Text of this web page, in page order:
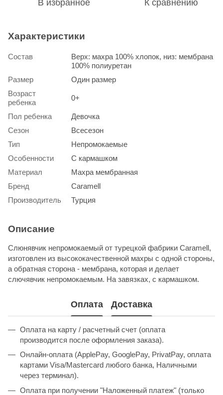
В избранное К сравнению
Характеристики
Состав
Верх: махра 100% хлопок, низ: мембрана
100% полиуретан
Размер
Один размер
Возраст
ребенка
0+
Пол ребенка
Девочка
Сезон
Всесезон
Тип
Непромокаемые
Особенности
С кармашком
Материал
Махра мембранная
Бренд
Caramell
Производитель
Турция
Описание
Слюнявчик непромокаемый от турецкой фабрики Caramell,
изготовлен из высококачественной махры с одной стороны,
а обратная сторона - мембрана, которая и делает
слючявчик непромокаемым. На завязках, с кармашком.
Оплата Доставка
Оплата на карту / расчетный счет (оплата
производится после оформления заказа).
Онлайн-оплата (ApplePay, GooglePay, PrivatPay, оплата
картами Visa/Mastercard любого банка, Наличными
через терминал).
Оплата при получении "Наложенный платеж" (только